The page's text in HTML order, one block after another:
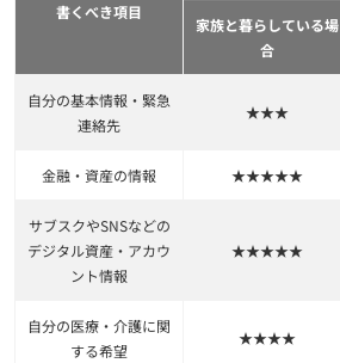
書くべき項目
家族と暮らしている場
合
自分の基本情報・緊急
連絡先
★★★
金融・資産の情報 ★★★★★
サブスクやSNSなどの
デジタル資産・アカウ
ント情報
★★★★★
自分の医療・介護に関
する希望
★★★★